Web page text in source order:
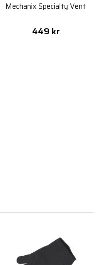
Mechanix Specialty Vent
449 kr